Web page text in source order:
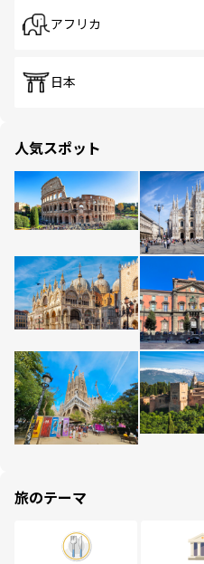
アフリカ
日本
人気スポット
旅のテーマ